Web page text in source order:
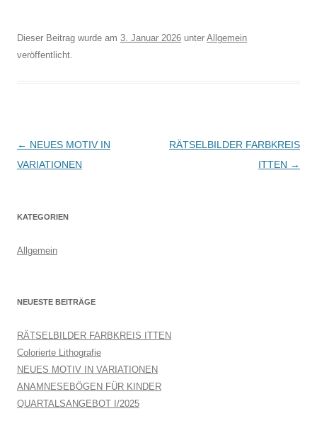
Dieser Beitrag wurde am 3. Januar 2026 unter Allgemein
veröffentlicht.
Beitrags-
Navigation
← NEUES MOTIV IN
VARIATIONEN
RÄTSELBILDER FARBKREIS
ITTEN →
KATEGORIEN
Allgemein
NEUESTE BEITRÄGE
RÄTSELBILDER FARBKREIS ITTEN
Colorierte Lithografie
NEUES MOTIV IN VARIATIONEN
ANAMNESEBÖGEN FÜR KINDER
QUARTALSANGEBOT I/2025